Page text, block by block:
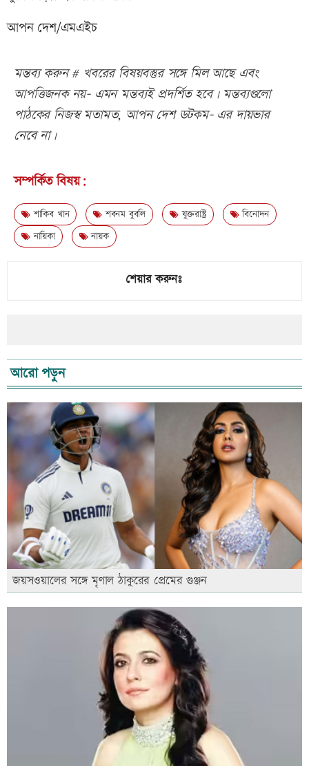
আপন দেশ/এমএইচ
মন্তব্য করুন # খবরের বিষয়বস্তুর সঙ্গে মিল আছে এবং
আপত্তিজনক নয়- এমন মন্তব্যই প্রদর্শিত হবে। মন্তব্যগুলো
পাঠকের নিজস্ব মতামত, আপন দেশ ডটকম- এর দায়ভার
নেবে না।
সম্পর্কিত বিষয়:
শাকিব খান শবনম বুবলি যুক্তরাষ্ট্র
বিনোদন
নায়িকা
নায়ক
শেয়ার করুনঃ
আরো পড়ুন
জয়সওয়ালের সঙ্গে মৃণাল ঠাকুরের প্রেমের গুঞ্জন